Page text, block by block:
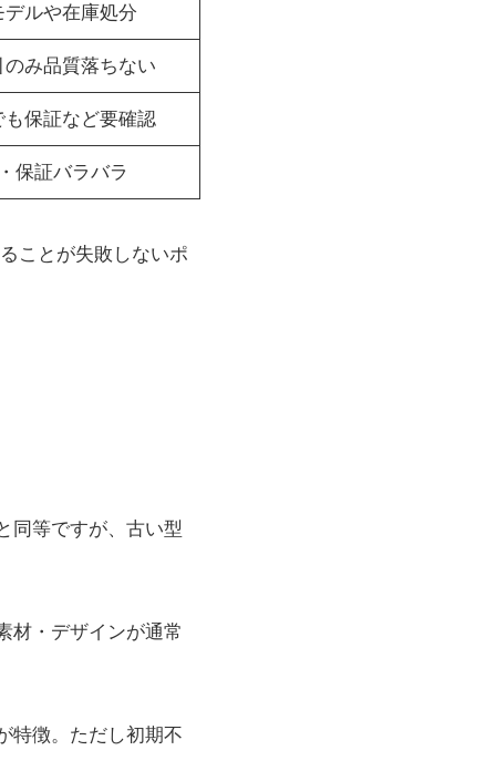
デルや在庫処分
のみ品質落ちない
も保証など要確認
保証バラバラ
ことが失敗しないポ
同等ですが、古い型
材・デザインが通常
特徴。ただし初期不